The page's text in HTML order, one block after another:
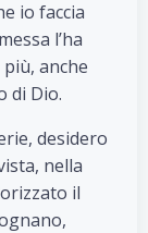
io faccia
l’ha
anche
di Dio.
desidero
nella
il